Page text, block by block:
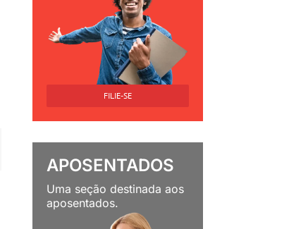
FILIE-SE
APOSENTADOS
Uma seção destinada aos
aposentados.